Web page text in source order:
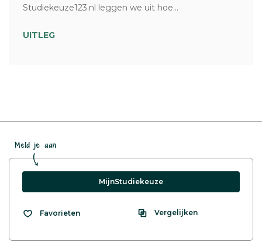
Studiekeuze123.nl leggen we uit hoe...
UITLEG
Meld je aan
MijnStudiekeuze
Favorieten Vergelijken